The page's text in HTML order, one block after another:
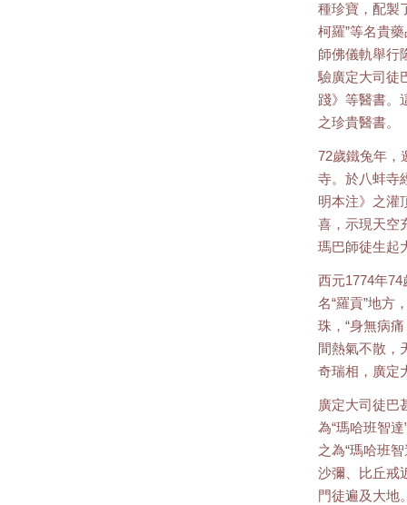
種珍寶，配製
柯羅”等名貴
師佛儀軌舉行
驗廣定大司徒
踐》等醫書。
之珍貴醫書。
72歲鐵兔年，
寺。於八蚌寺
明本注》之灌
喜，示現天空
瑪巴師徒生起
西元1774年
名“羅貢”地方
珠，“身無病
間熱氣不散，
奇瑞相，廣定
廣定大司徒巴
為“瑪哈班智
之為“瑪哈班
沙彌、比丘戒
門徒遍及大地